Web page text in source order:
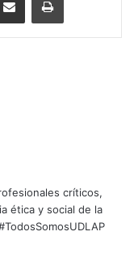
críticos,
ética y social de la